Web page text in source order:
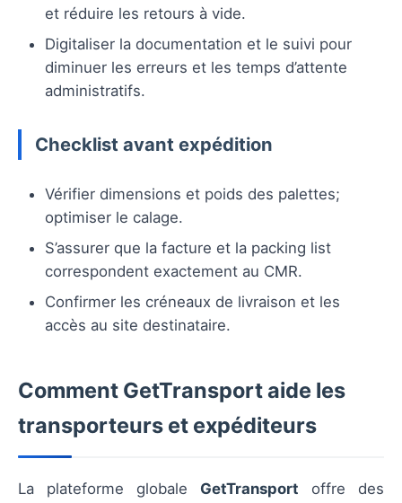
et réduire les retours à vide.
Digitaliser la documentation et le suivi pour
diminuer les erreurs et les temps d’attente
administratifs.
Checklist avant expédition
Vérifier dimensions et poids des palettes;
optimiser le calage.
S’assurer que la facture et la packing list
correspondent exactement au CMR.
Confirmer les créneaux de livraison et les
accès au site destinataire.
Comment GetTransport aide les
transporteurs et expéditeurs
La plateforme globale GetTransport offre des